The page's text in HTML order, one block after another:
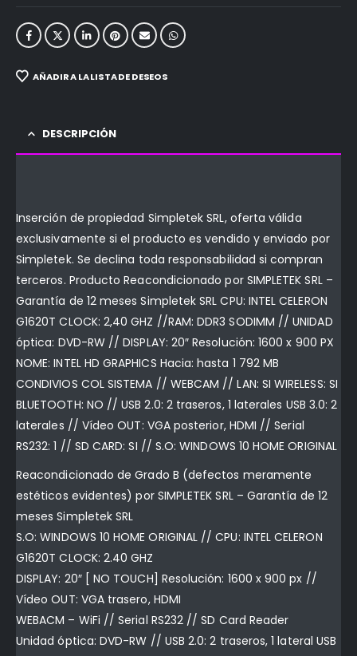
AÑADIR A LA LISTA DE DESEOS
DESCRIPCIÓN
Inserción de propiedad Simpletek SRL, oferta válida
exclusivamente si el producto es vendido y enviado por
Simpletek. Se declina toda responsabilidad si compran
terceros. Producto Reacondicionado por SIMPLETEK SRL –
Garantía de 12 meses Simpletek SRL CPU: INTEL CELERON
G1620T CLOCK: 2,40 GHZ //RAM: DDR3 SODIMM // UNIDAD
óptica: DVD-RW // DISPLAY: 20″ Resolución: 1600 x 900 PX
NOME: INTEL HD GRAPHICS Hacia: hasta 1 792 MB
CONDIVIOS COL SISTEMA // WEBCAM // LAN: SI WIRELESS: SI
BLUETOOTH: NO // USB 2.0: 2 traseros, 1 laterales USB 3.0: 2
laterales // Vídeo OUT: VGA posterior, HDMI // Serial
RS232: 1 // SD CARD: SI // S.O: WINDOWS 10 HOME ORIGINAL
Reacondicionado de Grado B (defectos meramente
estéticos evidentes) por SIMPLETEK SRL – Garantía de 12
meses Simpletek SRL
S.O: WINDOWS 10 HOME ORIGINAL // CPU: INTEL CELERON
G1620T CLOCK: 2.40 GHZ
DISPLAY: 20″ [ NO TOUCH] Resolución: 1600 x 900 px //
Vídeo OUT: VGA trasero, HDMI
WEBACM – WiFi // Serial RS232 // SD Card Reader
Unidad óptica: DVD-RW // USB 2.0: 2 traseros, 1 lateral USB